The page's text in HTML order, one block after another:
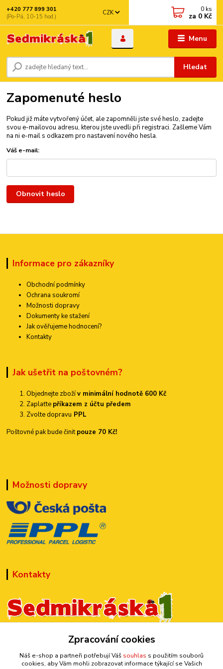
Menu
CZK
Hledat
+420 777 899 301
(Po-Pá, 10-15 hod.)
0 ks
za 0 Kč
Zapomenuté heslo
Pokud již máte vytvořený účet, ale zapomněli jste své heslo, zadejte
svou e-mailovou adresu, kterou jste uvedli při registraci. Zašleme Vám
na ni e-mail s odkazem pro nastavení nového hesla.
Váš e-mail:
Obnovit heslo
Informace pro zákazníky
Obchodní podmínky
Ochrana soukromí
Možnosti dopravy
Dokumenty ke stažení
Jak ověřujeme hodnocení?
Kontakty
Jak ušetřit na poštovném?
Objednejte zbožív minimální hodnotě 600 Kč
Zaplaťte příkazem z účtu předem
Zvolte dopravu PPL
Poštovné pak bude činitpouze 70 Kč!
Možnosti dopravy
Kontakty
+420 777 899 301
sedmi@kraska1.cz
Zpracování cookies
Náš e-shop a partneři potřebují Váš souhlas s použitím souborů
cookies, aby Vám mohli zobrazovat informace týkající se Vašich